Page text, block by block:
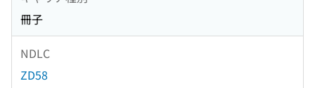
冊子
NDLC
ZD58